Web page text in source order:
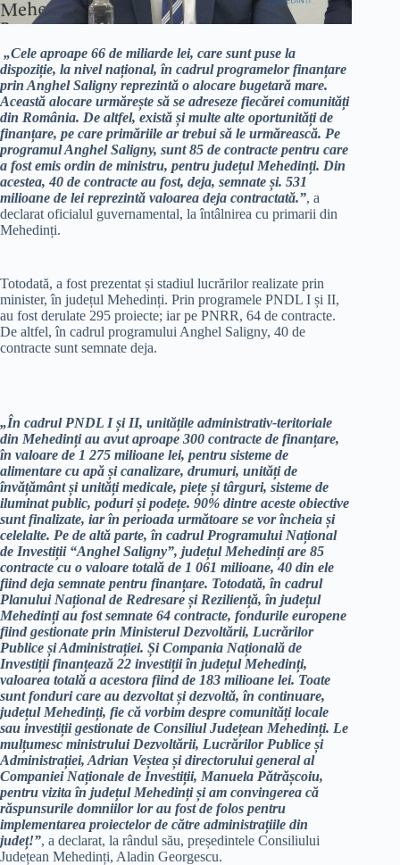
„Cele aproape 66 de miliarde lei, care sunt puse la
dispoziție, la nivel național, în cadrul programelor finanțare
prin Anghel Saligny reprezintă o alocare bugetară mare.
Această alocare urmărește să se adreseze fiecărei comunități
din România. De altfel, există și multe alte oportunități de
finanțare, pe care primăriile ar trebui să le urmărească. Pe
programul Anghel Saligny, sunt 85 de contracte pentru care
a fost emis ordin de ministru, pentru județul Mehedinți. Din
acestea, 40 de contracte au fost, deja, semnate și. 531
milioane de lei reprezintă valoarea deja contractată.”, a
declarat oficialul guvernamental, la întâlnirea cu primarii din
Mehedinți.
Totodată, a fost prezentat și stadiul lucrărilor realizate prin
minister, în județul Mehedinți. Prin programele PNDL I și II,
au fost derulate 295 proiecte; iar pe PNRR, 64 de contracte.
De altfel, în cadrul programului Anghel Saligny, 40 de
contracte sunt semnate deja.
„În cadrul PNDL I și II, unitățile administrativ-teritoriale
din Mehedinți au avut aproape 300 contracte de finanțare,
în valoare de 1 275 milioane lei, pentru sisteme de
alimentare cu apă și canalizare, drumuri, unități de
învățământ și unități medicale, piețe și târguri, sisteme de
iluminat public, poduri și podețe. 90% dintre aceste obiective
sunt finalizate, iar în perioada următoare se vor încheia și
celelalte. Pe de altă parte, în cadrul Programului Național
de Investiții “Anghel Saligny”, județul Mehedinți are 85
contracte cu o valoare totală de 1 061 milioane, 40 din ele
fiind deja semnate pentru finanțare. Totodată, în cadrul
Planului Național de Redresare și Reziliență, în județul
Mehedinți au fost semnate 64 contracte, fondurile europene
fiind gestionate prin Ministerul Dezvoltării, Lucrărilor
Publice și Administrației. Și Compania Națională de
Investiții finanțează 22 investiții în județul Mehedinți,
valoarea totală a acestora fiind de 183 milioane lei. Toate
sunt fonduri care au dezvoltat și dezvoltă, în continuare,
județul Mehedinți, fie că vorbim despre comunități locale
sau investiții gestionate de Consiliul Județean Mehedinți. Le
mulțumesc ministrului Dezvoltării, Lucrărilor Publice și
Administrației, Adrian Veștea și directorului general al
Companiei Naționale de Investiții, Manuela Pătrășcoiu,
pentru vizita în județul Mehedinți și am convingerea că
răspunsurile domniilor lor au fost de folos pentru
implementarea proiectelor de către administrațiile din
județ!”, a declarat, la rândul său, președintele Consiliului
Județean Mehedinți, Aladin Georgescu.